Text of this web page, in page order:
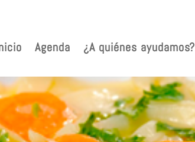
Agenda ¿A quiénes ayudamos?